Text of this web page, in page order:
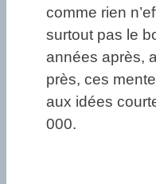
comme rien
surtout pas le
années après,
près, ces
aux idées
000.